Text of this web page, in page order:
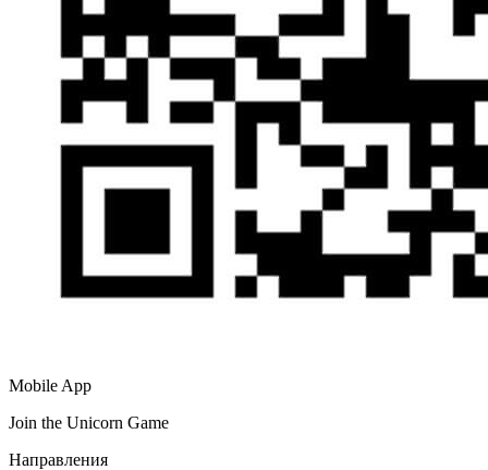
Mobile App
Join the Unicorn Game
Направления